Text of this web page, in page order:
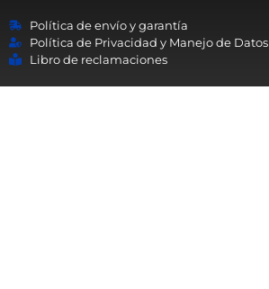
Política de envío y garantía
Política de Privacidad y Manejo de Datos
Libro de reclamaciones